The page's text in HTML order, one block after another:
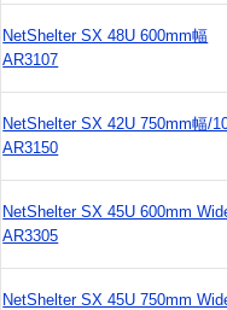
NetShelter SX 48U 600mm幅
AR3107
NetShelter SX 42U 750mm幅/
AR3150
NetShelter SX 45U 600mm
AR3305
NetShelter SX 45U 750mm